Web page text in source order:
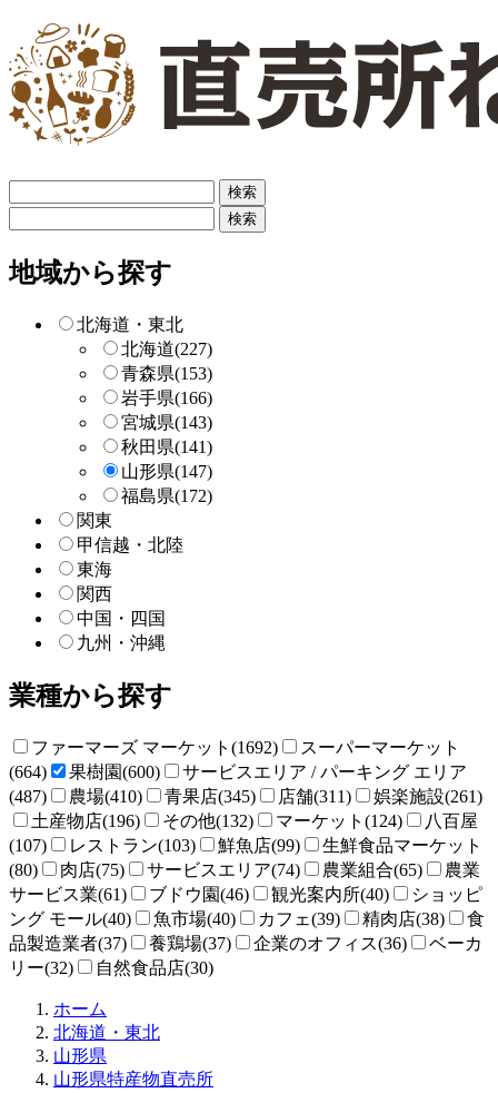
リ
ー
検
索
ー
検
地域から探す
北海道・東北
北海道(227)
青森県(153)
岩手県(166)
宮城県(143)
秋田県(141)
山形県(147)
福島県(172)
関東
甲信越・北陸
東海
関西
中国・四国
九州・沖縄
業種から探す
ファーマーズ マーケット(1692)
スーパーマーケット
(664)
果樹園(600)
サービスエリア / パーキング エリア
(487)
農場(410) 青果店(345) 店舗(311)
娯楽施設(261)
土産物店(196)
その他(132) マーケット(124)
八百屋
(107)
レストラン(103) 鮮魚店(99)
生鮮食品マーケット
(80)
肉店(75) サービスエリア(74) 農業組合(65)
農業
サービス業(61)
ブドウ園(46) 観光案内所(40)
ショッピ
ング モール(40)
魚市場(40) カフェ(39) 精肉店(38)
食
品製造業者(37)
養鶏場(37) 企業のオフィス(36)
ベーカ
リー(32)
自然食品店(30)
ホーム
売
ね
北海道・東北
山形県
山形県特産物直売所